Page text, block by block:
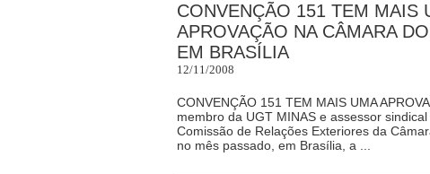
CONVENÇÃO 151 TEM MAIS
APROVAÇÃO NA CÂMARA
EM BRASÍLIA
12/11/2008
CONVENÇÃO 151 TEM MAIS UMA
membro da UGT MINAS e assessor
Comissão de Relações Exteriores da
no mês passado, em Brasília, a ...